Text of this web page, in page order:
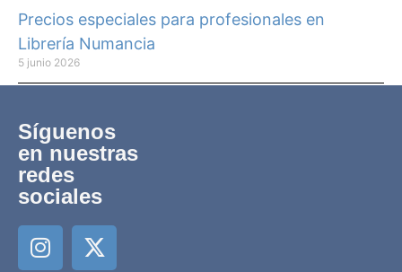
Precios especiales para profesionales en
Librería Numancia
5 junio 2026
Síguenos
en nuestras
redes
sociales